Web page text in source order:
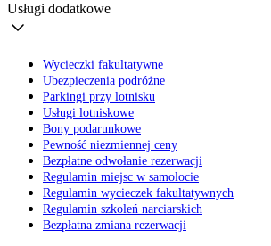
Usługi dodatkowe
Wycieczki fakultatywne
Ubezpieczenia podróżne
Parkingi przy lotnisku
Usługi lotniskowe
Bony podarunkowe
Pewność niezmiennej ceny
Bezpłatne odwołanie rezerwacji
Regulamin miejsc w samolocie
Regulamin wycieczek fakultatywnych
Regulamin szkoleń narciarskich
Bezpłatna zmiana rezerwacji